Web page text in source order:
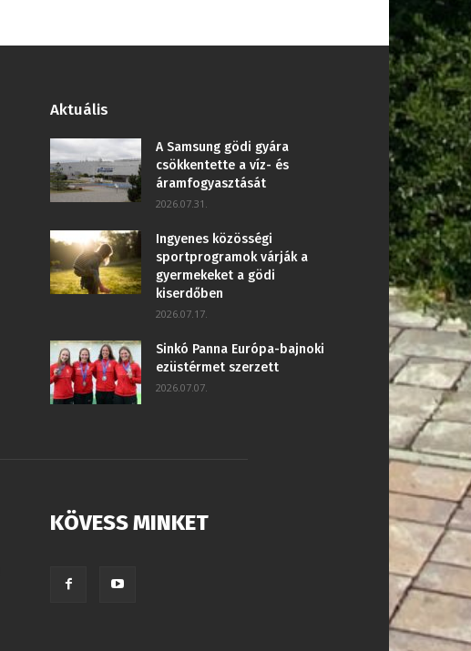
Aktuális
A Samsung gödi gyára
csökkentette a víz- és
áramfogyasztását
2026.07.31.
Ingyenes közösségi
sportprogramok várják a
gyermekeket a gödi
kiserdőben
2026.07.17.
Sinkó Panna Európa-bajnoki
ezüstérmet szerzett
2026.07.07.
KÖVESS MINKET